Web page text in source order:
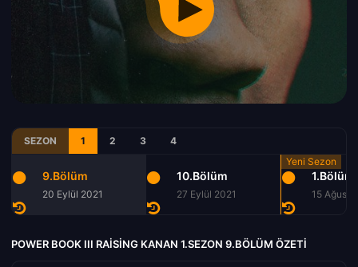
SEZON 1 2 3 4
9.Bölüm
20 Eylül 2021
10.Bölüm
27 Eylül 2021
1.Bölüm
15
POWER BOOK III RAISING KANAN 1.SEZON 9.BÖLÜM ÖZETI